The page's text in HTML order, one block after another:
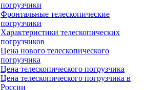
погрузчики
Фронтальные телескопические
погрузчики
Характеристики телескопических
погрузчиков
Цена нового телескопического
погрузчика
Цена телескопического погрузчика
Цена телескопического погрузчика в
России